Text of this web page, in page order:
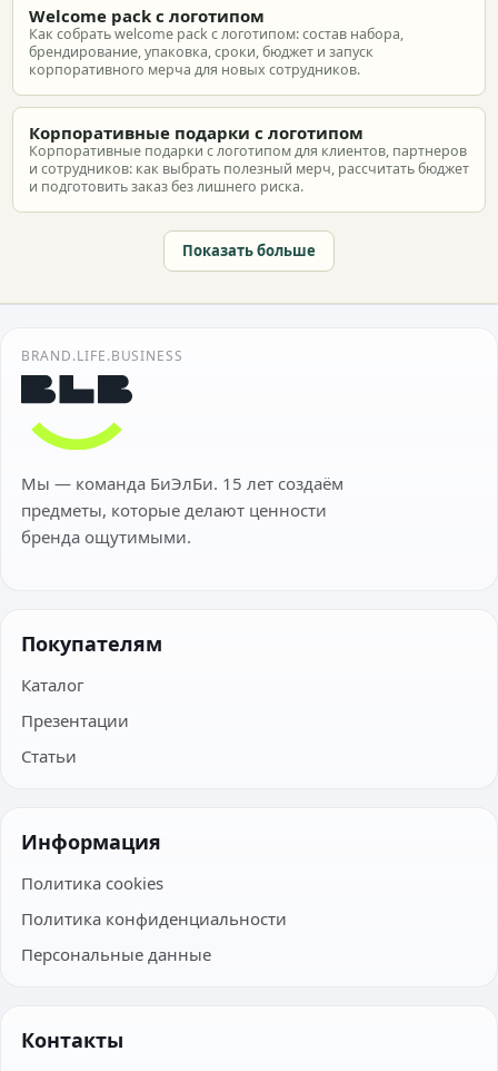
Welcome pack с логотипом
Как собрать welcome pack с логотипом: состав набора,
брендирование, упаковка, сроки, бюджет и запуск
корпоративного мерча для новых сотрудников.
Корпоративные подарки с логотипом
Корпоративные подарки с логотипом для клиентов, партнеров
и сотрудников: как выбрать полезный мерч, рассчитать бюджет
и подготовить заказ без лишнего риска.
Показать больше
BRAND.LIFE.BUSINESS
Мы — команда БиЭлБи. 15 лет создаём
предметы, которые делают ценности
бренда ощутимыми.
Покупателям
Каталог
Презентации
Статьи
Информация
Политика cookies
Политика конфиденциальности
Персональные данные
Контакты